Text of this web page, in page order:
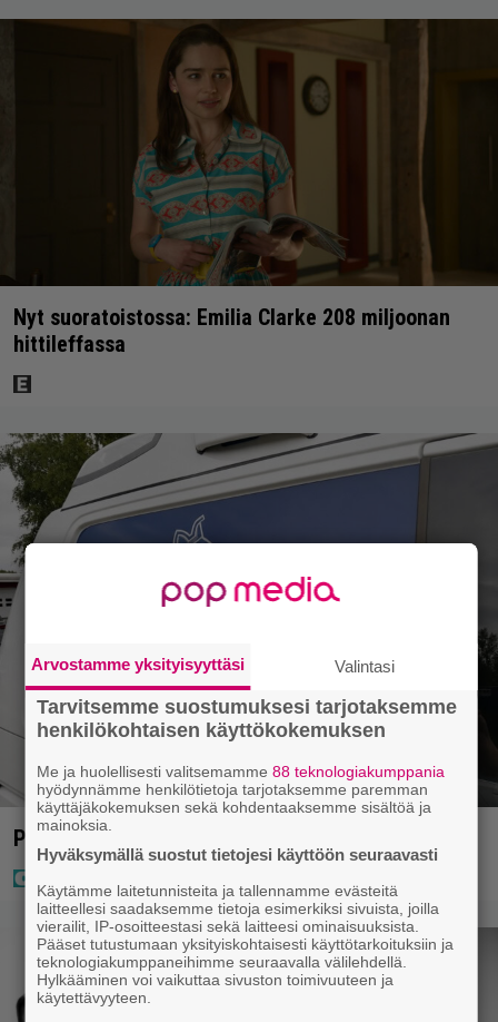
Nyt suoratoistossa: Emilia Clarke 208 miljoonan
hittileffassa
Poliisi pyytää apua Jämsässä
Arvostamme yksityisyyttäsi Valintasi
Tarvitsemme suostumuksesi tarjotaksemme
henkilökohtaisen käyttökokemuksen
Me ja huolellisesti valitsemamme 88 teknologiakumppania
hyödynnämme henkilötietoja tarjotaksemme paremman
käyttäjäkokemuksen sekä kohdentaaksemme sisältöä ja
mainoksia.
Hyväksymällä suostut tietojesi käyttöön seuraavasti
Käytämme laitetunnisteita ja tallennamme evästeitä
laitteellesi saadaksemme tietoja esimerkiksi sivuista, joilla
vierailit, IP-osoitteestasi sekä laitteesi ominaisuuksista.
Pääset tutustumaan yksityiskohtaisesti käyttötarkoituksiin ja
teknologiakumppaneihimme seuraavalla välilehdellä.
Hylkääminen voi vaikuttaa sivuston toimivuuteen ja
käytettävyyteen.